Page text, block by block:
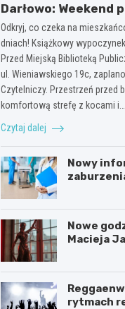
Darłowo: Weekend
Odkryj, co czeka na
dniach! Książkowy
Przed Miejską Biblioteką
ul. Wieniawskiego 19c,
Czytelniczy. Przestrzeń przed
komfortową strefę z kocami i…
Czytaj dalej
Nowy
Nowe
Macieja
rytmach